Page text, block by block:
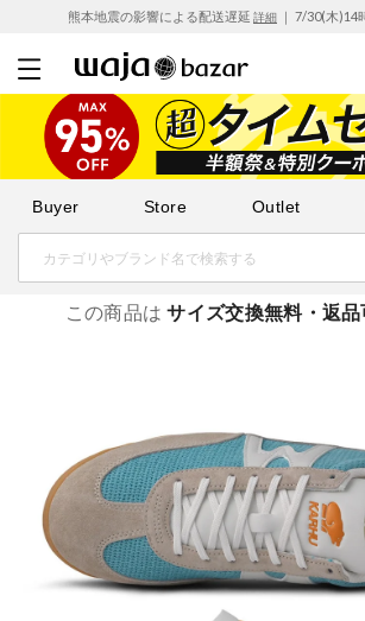
熊本地震の影響による配送遅延 詳細 ｜ 7/30(木)14
Buyer Store Outlet
この商品はサイズ交換無料・返